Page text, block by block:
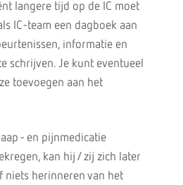
langere tijd op de IC moet
IC-team een dagboek aan
informatie en
schrijven. Je kunt eventueel
toevoegen aan het
- en pijnmedicatie
kan hij / zij zich later
niets herinneren van het